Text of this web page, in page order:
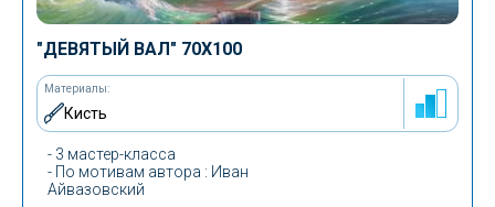
"ДЕВЯТЫЙ ВАЛ" 70Х100
- 3 мастер-класса
- По мотивам автора : Иван
Айвазовский
Материалы:
Кисть